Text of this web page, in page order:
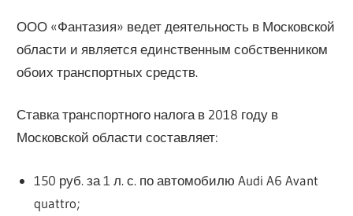
ООО «Фантазия» ведет деятельность в Московской
области и является единственным собственником
обоих транспортных средств.
Ставка транспортного налога в 2018 году в
Московской области составляет:
150 руб. за 1 л. с. по автомобилю Audi A6 Avant
quattro;